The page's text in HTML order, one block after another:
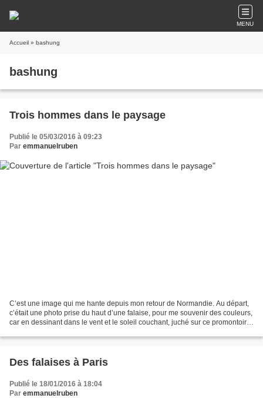
MENU
Accueil » bashung
bashung
Trois hommes dans le paysage
Publié le 05/03/2016 à 09:23
Par emmanuelruben
C’est une image qui me hante depuis mon retour de Normandie. Au départ,
c’était une photo prise du haut d’une falaise, pour me souvenir des couleurs,
car en dessinant dans le vent et le soleil couchant, juché sur ce promontoire,
Des falaises à Paris
Publié le 18/01/2016 à 18:04
Par emmanuelruben